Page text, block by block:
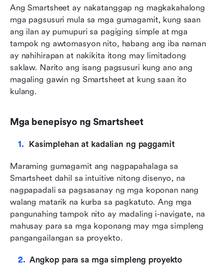
Ang Smartsheet ay nakatanggap ng magkakahalong
mga pagsusuri mula sa mga gumagamit, kung saan
ang ilan ay pumupuri sa pagiging simple at mga
tampok ng awtomasyon nito, habang ang iba naman
ay nahihirapan at nakikita itong may limitadong
saklaw. Narito ang isang pagsusuri kung ano ang
magaling gawin ng Smartsheet at kung saan ito
kulang.
Mga benepisyo ng Smartsheet
Kasimplehan at kadalian ng paggamit
Maraming gumagamit ang nagpapahalaga sa
Smartsheet dahil sa intuitive nitong disenyo, na
nagpapadali sa pagsasanay ng mga koponan nang
walang matarik na kurba sa pagkatuto. Ang mga
pangunahing tampok nito ay madaling i-navigate, na
mahusay para sa mga koponang may mga simpleng
pangangailangan sa proyekto.
Angkop para sa mga simpleng proyekto